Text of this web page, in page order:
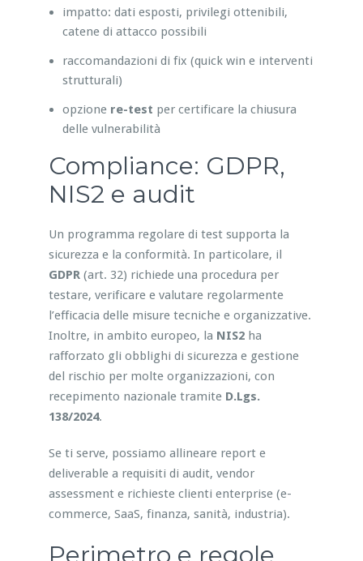
impatto: dati esposti, privilegi ottenibili,
catene di attacco possibili
raccomandazioni di fix (quick win e interventi
strutturali)
opzione re-test per certificare la chiusura
delle vulnerabilità
Compliance: GDPR,
NIS2 e audit
Un programma regolare di test supporta la
sicurezza e la conformità. In particolare, il
GDPR(art. 32) richiede una procedura per
testare, verificare e valutare regolarmente
l’efficacia delle misure tecniche e organizzative.
Inoltre, in ambito europeo, la NIS2ha
rafforzato gli obblighi di sicurezza e gestione
del rischio per molte organizzazioni, con
recepimento nazionale tramite D.Lgs.
138/2024.
Se ti serve, possiamo allineare report e
deliverable a requisiti di audit, vendor
assessment e richieste clienti enterprise (e-
commerce, SaaS, finanza, sanità, industria).
Perimetro e regole